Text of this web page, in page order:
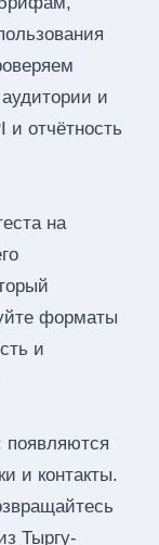
и
отчётность
на
форматы
и
появляются
и контакты.
Тыргу-